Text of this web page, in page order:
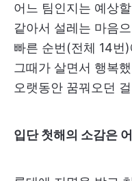
어느 팀인지는 예상
같아서 설레는 마음
빠른 순번(전체 14번
그때가 살면서 행복
오랫동안 꿈꿔오던
입단 첫해의 소감은